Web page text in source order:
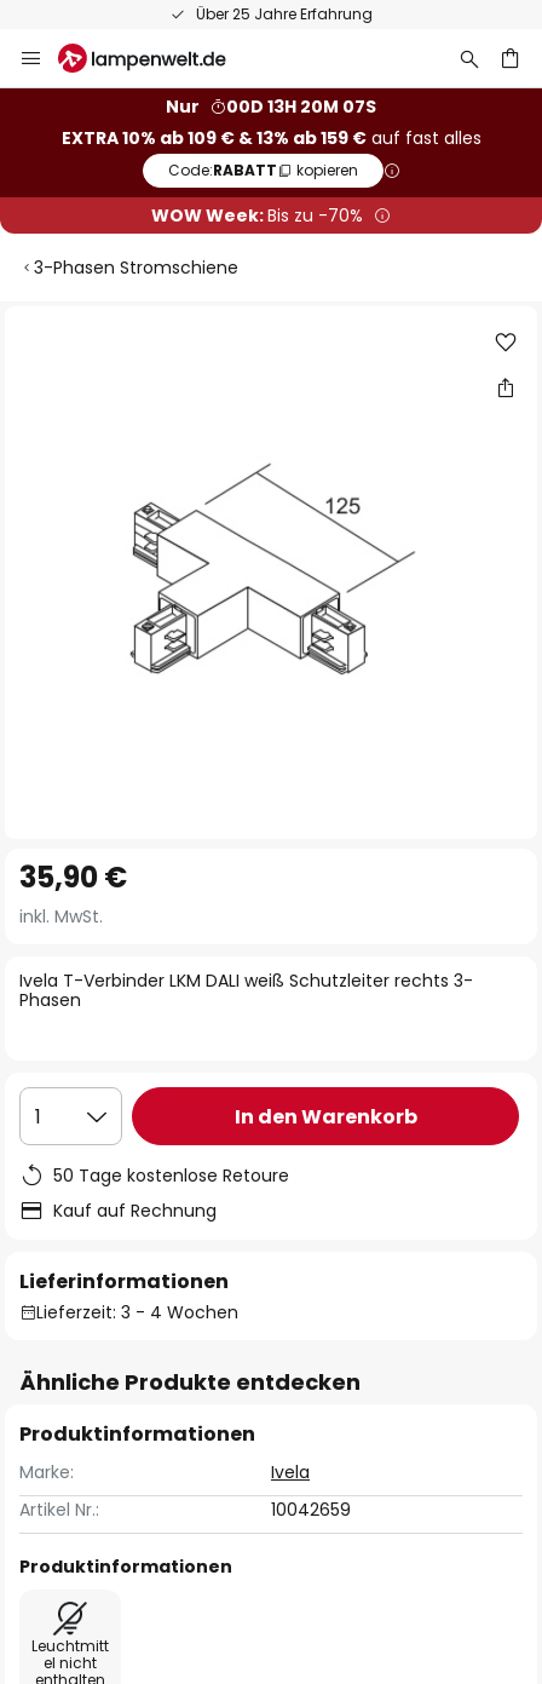
Über 25 Jahre Erfahrung
Inhalt
Nur
00D 13H 20M 06S
EXTRA 10% ab 109 € & 13% ab 159 €auf fast alles
Code:RABATT kopieren
WOW Week:Bis zu -70%
3-Phasen Stromschiene
Anfang
der
springen
Ivela T-Verbinder LKM DALI weiß Schutzleiter rechts 3-
Phasen
35,90 €
inkl. MwSt.
1 In den Warenkorb
50 Tage kostenlose Retoure
Kauf auf Rechnung
Lieferinformationen
Lieferzeit: 3 - 4 Wochen
Ähnliche Produkte entdecken
Produktinformationen
Marke:
Ivela
Artikel Nr.:
10042659
Produktinformationen
Leuchtmitt
el nicht
enthalten